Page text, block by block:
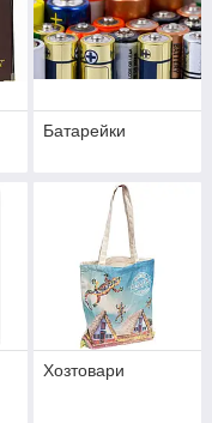
Батарейки
Хозтовари